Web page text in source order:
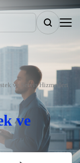
ve Servis Hizmetleri
ve